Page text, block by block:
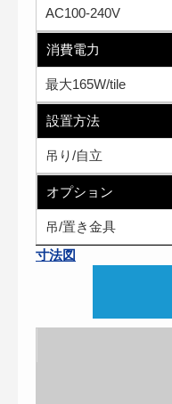
AC100-240V
消費電力
最大165W/tile
設置方法
吊り/自立
オプション
吊/置き金具
寸法図